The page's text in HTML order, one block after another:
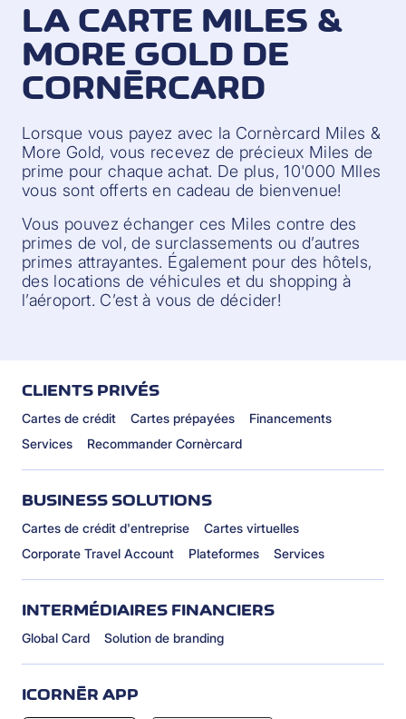
LA CARTE MILES &
MORE GOLD DE
CORNÈRCARD
Lorsque vous payez avec la Cornèrcard Miles &
More Gold, vous recevez de précieux Miles de
prime pour chaque achat. De plus, 10'000 Mlles
vous sont offerts en cadeau de bienvenue!
Vous pouvez échanger ces Miles contre des
primes de vol, de surclassements ou d’autres
primes attrayantes. Également pour des hôtels,
des locations de véhicules et du shopping à
l’aéroport. C’est à vous de décider!
CLIENTS PRIVÉS
Cartes de crédit Cartes prépayées
Financements
Services
Recommander Cornèrcard
BUSINESS SOLUTIONS
Cartes de crédit d'entreprise
Cartes virtuelles
Corporate Travel Account
Plateformes Services
INTERMÉDIAIRES FINANCIERS
Global Card Solution de branding
ICORNÈR APP